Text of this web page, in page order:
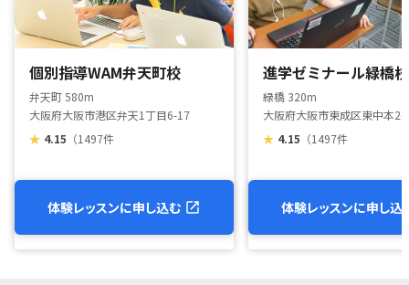
個別指導WAM弁天町校
弁天町 580m
大阪府大阪市港区弁天1丁目6-17
★ 4.15 （1497件
体験レッスンに申し込む
進学ゼミナール緑橋校
緑橋 320m
大阪府大阪市東成区東中本
★ 4.15 （1497件
体験レッスンに申し込